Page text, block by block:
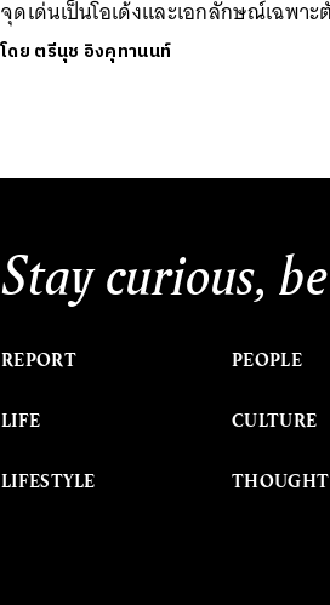
จุดเด่นเป็นโอเด้งและเอกลักษณ์เฉพาะ
โดย ตรีนุช อิงคุทานนท์
Stay curious,
REPORT
LIFE
LIFESTYLE
PEOPLE
CULTURE
THOUGHT